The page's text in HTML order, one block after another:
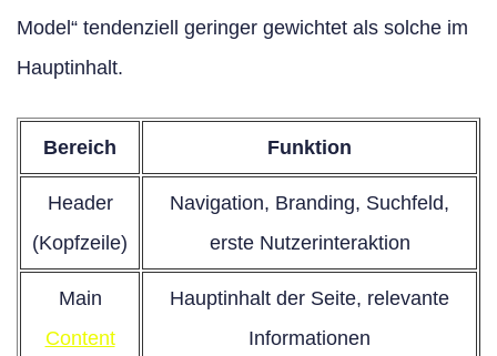
Model“ tendenziell geringer gewichtet als solche im
Hauptinhalt.
Bereich Funktion
Header
(Kopfzeile)
Navigation, Branding, Suchfeld,
erste Nutzerinteraktion
Main
Content
Hauptinhalt der Seite, relevante
Informationen